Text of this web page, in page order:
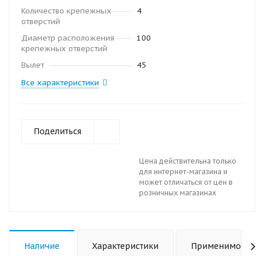
Количество крепежных
отверстий
4
Диаметр расположения
крепежных отверстий
100
Вылет
45
Все характеристики
Поделиться
Цена действительна только
для интернет-магазина и
может отличаться от цен в
розничных магазинах
Наличие Характеристики Применимость